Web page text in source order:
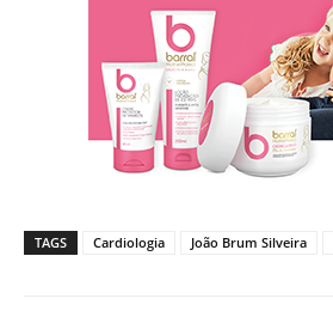
TAGS Cardiologia João Brum Silveira